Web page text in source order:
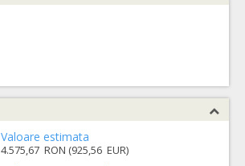
Valoare estimata
4.575,67 RON (925,56 EUR)